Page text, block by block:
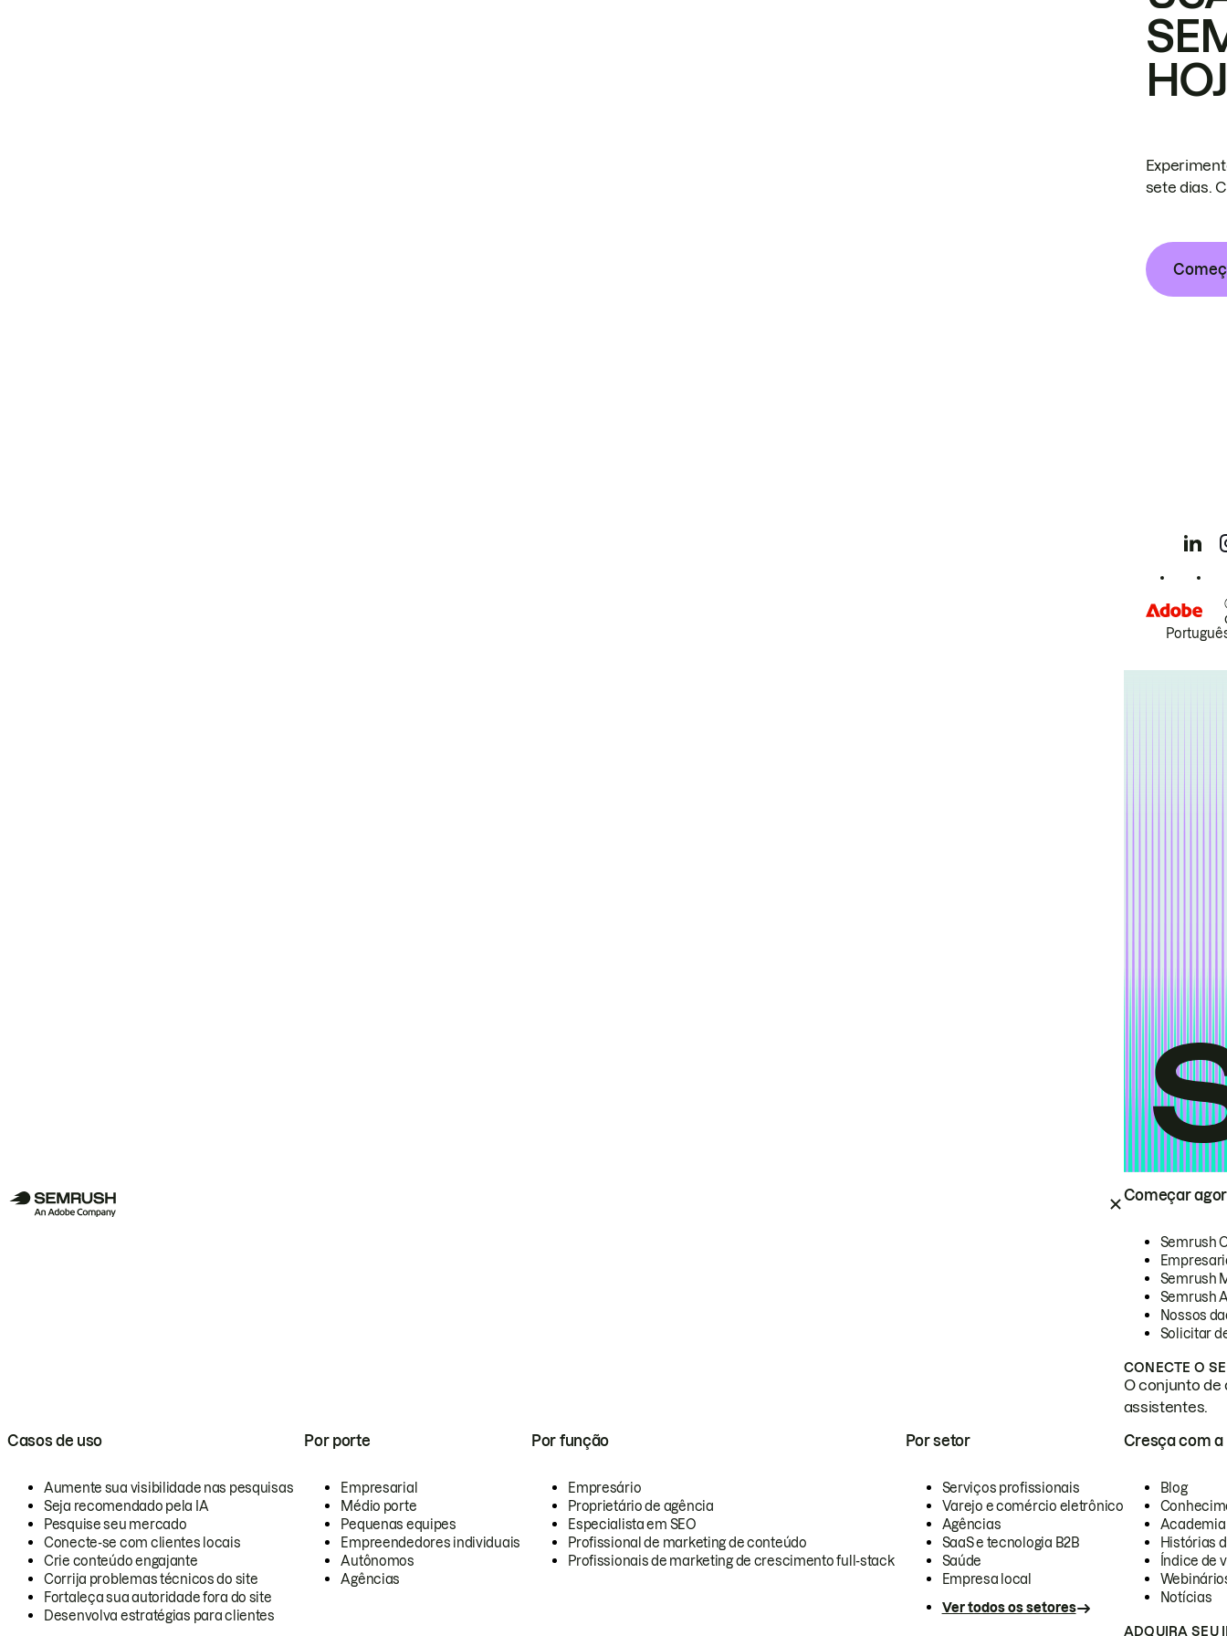
Começar
Semrush
Semrush
Semrush
Nossos
Solicitar
CONECTE O
O conjunto de
assistentes.
Casos de uso
Aumente sua visibilidade nas pesquisas
Seja recomendado pela IA
Pesquise seu mercado
Conecte-se com clientes locais
Crie conteúdo engajante
Corrija problemas técnicos do site
Fortaleça sua autoridade fora do site
Desenvolva estratégias para clientes
Por porte
Empresarial
Médio porte
Pequenas equipes
Empreendedores individuais
Autônomos
Agências
Por função
Empresário
Proprietário de agência
Especialista em SEO
Profissional de marketing de conteúdo
Profissionais de marketing de crescimento full-stack
Por setor
Serviços profissionais
Varejo e comércio eletrônico
Agências
SaaS e tecnologia B2B
Saúde
Empresa local
Ver todos os setores
Cresça com a
Blog
Academia
Histórias
Índice de
Notícias
ADQUIRA SEU
sete dias.